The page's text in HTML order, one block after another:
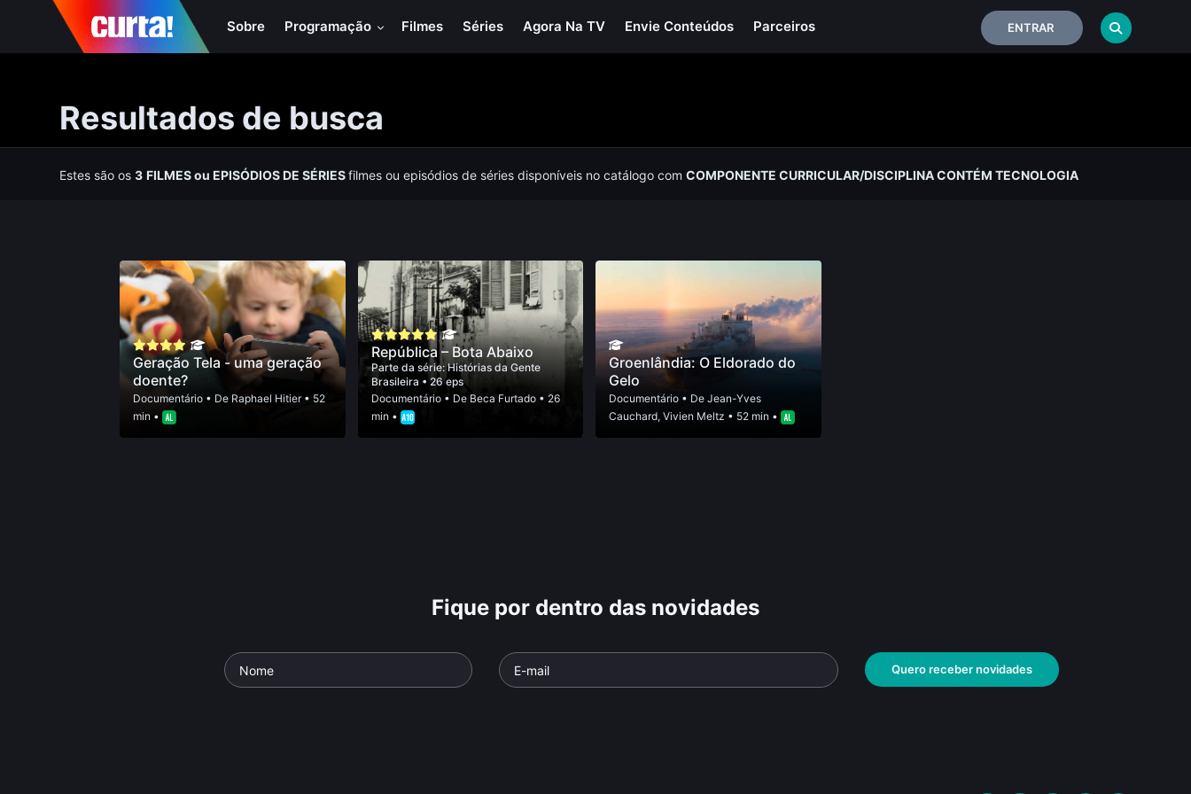
Sobre Programação Filmes Séries Agora Na TV Envie Conteúdos Parceiros ENTRAR
Resultados de busca
Estes são os3 FILMESou EPISÓDIOS DE SÉRIESfilmes ou episódios de séries disponíveis no catálogo comCOMPONENTE CURRICULAR/DISCIPLINA CONTÉM TECNOLOGIA
Geração Tela - uma geração
doente?
Documentário• De Raphael Hitier• 52
min •
República – Bota Abaixo
Parte da série:Histórias da Gente
Brasileira • 26 eps
Documentário• De Beca Furtado• 26
min •
Groenlândia: O Eldorado do
Gelo
Documentário • DeJean-Yves
Cauchard,Vivien Meltz • 52 min •
Fique por dentro das novidades
Quero receber novidades